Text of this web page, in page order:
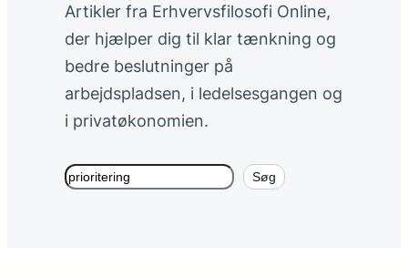
På ledelsesgangen
Artikler fra Erhvervsfilosofi Online,
der hjælper dig til klar tænkning og
bedre beslutninger på
arbejdspladsen, i ledelsesgangen og
i privatøkonomien.
Søg Søg